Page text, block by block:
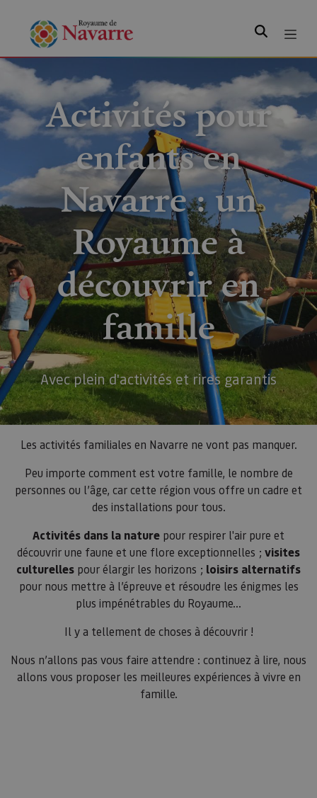
Rechercher
Activités pour
enfants en
Navarre : un
Royaume à
découvrir en
famille
Avec plein d'activités et rires garantis
Les activités familiales en Navarre ne vont pas manquer.
Peu importe comment est votre famille, le nombre de
personnes ou l’âge, car cette région vous offre un cadre et
des installations pour tous.
Activités dans la nature pour respirer l'air pure et
découvrir une faune et une flore exceptionnelles ; visites
culturelles pour élargir les horizons ; loisirs alternatifs
pour nous mettre à l’épreuve et résoudre les énigmes les
plus impénétrables du Royaume...
Il y a tellement de choses à découvrir !
Nous n’allons pas vous faire attendre : continuez à lire, nous
allons vous proposer les meilleures expériences à vivre en
famille.